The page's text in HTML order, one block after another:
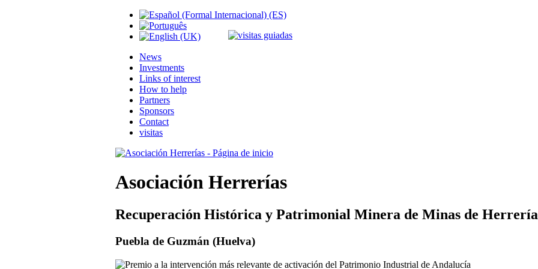
News
Investments
Links of interest
How to help
Partners
Sponsors
Contact
visitas
Asociación Herrerías
Recuperación Histórica y Patrimonial Minera de Minas de
Puebla de Guzmán (Huelva)